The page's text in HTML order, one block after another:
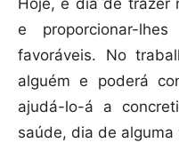
Hoje, é dia de trazer
e proporcionar-
favoráveis. No
alguém e poderá
ajudá-lo-á a
saúde, dia de alguma